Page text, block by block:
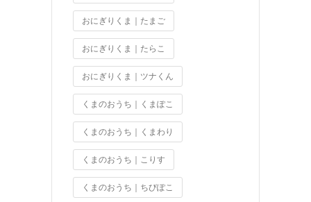
おにぎりくま｜たまご
おにぎりくま｜たらこ
おにぎりくま｜ツナくん
くまのおうち｜くまぽこ
くまのおうち｜くまわり
くまのおうち｜こりす
くまのおうち｜ちびぽこ